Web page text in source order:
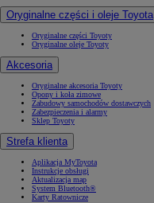
Oryginalne części i oleje Toyota
Oryginalne części Toyoty
Oryginalne oleje Toyoty
Akcesoria
Oryginalne akcesoria Toyoty
Opony i koła zimowe
Zabudowy samochodów dostawczych
Zabezpieczenia i alarmy
Sklep Toyoty
Strefa klienta
Aplikacja MyToyota
Instrukcje obsługi
Aktualizacja map
System Bluetooth®
Karty Ratownicze